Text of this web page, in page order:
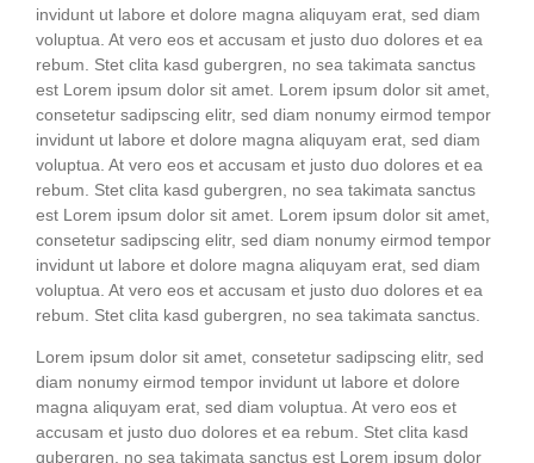
invidunt ut labo­re et dolo­re magna ali­quyam erat, sed diam
volup­tua. At vero eos et accu­sam et jus­to duo dolo­res et ea
rebum. Stet cli­ta kasd guber­gren, no sea taki­ma­ta sanc­tus
est Lorem ipsum dolor sit amet. Lorem ipsum dolor sit amet,
con­sete­tur sadipscing elitr, sed diam nonumy eirm­od tem­por
invidunt ut labo­re et dolo­re magna ali­quyam erat, sed diam
volup­tua. At vero eos et accu­sam et jus­to duo dolo­res et ea
rebum. Stet cli­ta kasd guber­gren, no sea taki­ma­ta sanc­tus
est Lorem ipsum dolor sit amet. Lorem ipsum dolor sit amet,
con­sete­tur sadipscing elitr, sed diam nonumy eirm­od tem­por
invidunt ut labo­re et dolo­re magna ali­quyam erat, sed diam
volup­tua. At vero eos et accu­sam et jus­to duo dolo­res et ea
rebum. Stet cli­ta kasd guber­gren, no sea taki­ma­ta sanctus.
Lorem ipsum dolor sit amet, con­sete­tur sadipscing elitr, sed
diam nonumy eirm­od tem­por invidunt ut labo­re et dolo­re
magna ali­quyam erat, sed diam volup­tua. At vero eos et
accu­sam et jus­to duo dolo­res et ea rebum. Stet cli­ta kasd
guber­gren, no sea taki­ma­ta sanc­tus est Lorem ipsum dolor